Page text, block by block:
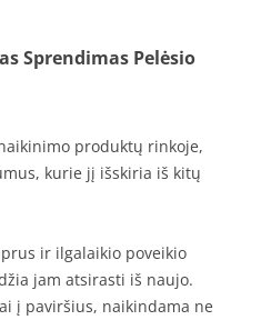
Sprendimas Pelėsio
produktų rinkoje,
kurie jį išskiria iš kitų
ir ilgalaikio poveikio
jam atsirasti iš naujo.
į paviršius, naikindama ne